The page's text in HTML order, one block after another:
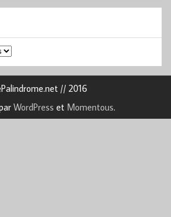
// 2016
WordPress et Momentous.